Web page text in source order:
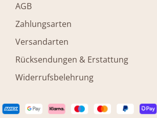
AGB
Zahlungsarten
Versandarten
Rücksendungen & Erstattung
Widerrufsbelehrung